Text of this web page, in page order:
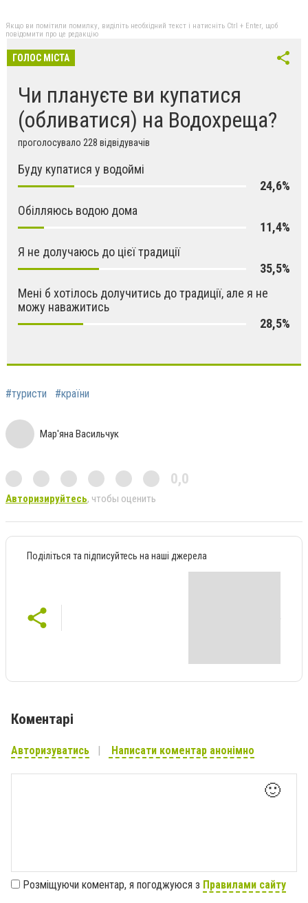
Якщо ви помітили помилку, виділіть необхідний текст і натисніть Ctrl + Enter, щоб
повідомити про це редакцію
ГОЛОС МІСТА
Чи плануєте ви купатися
(обливатися) на Водохреща?
проголосувало 228 відвідувачів
Буду купатися у водоймі
24,6%
Обілляюсь водою дома
11,4%
Я не долучаюсь до цієї традиції
35,5%
Мені б хотілось долучитись до традиції, але я не
можу наважитись
28,5%
#туристи #країни
Мар'яна Васильчук
0,0
Авторизируйтесь, чтобы оценить
Поділіться та підписуйтесь на наші джерела
Коментарі
Авторизуватись Написати коментар анонімно
🙂
Розміщуючи коментар, я погоджуюся з Правилами сайту